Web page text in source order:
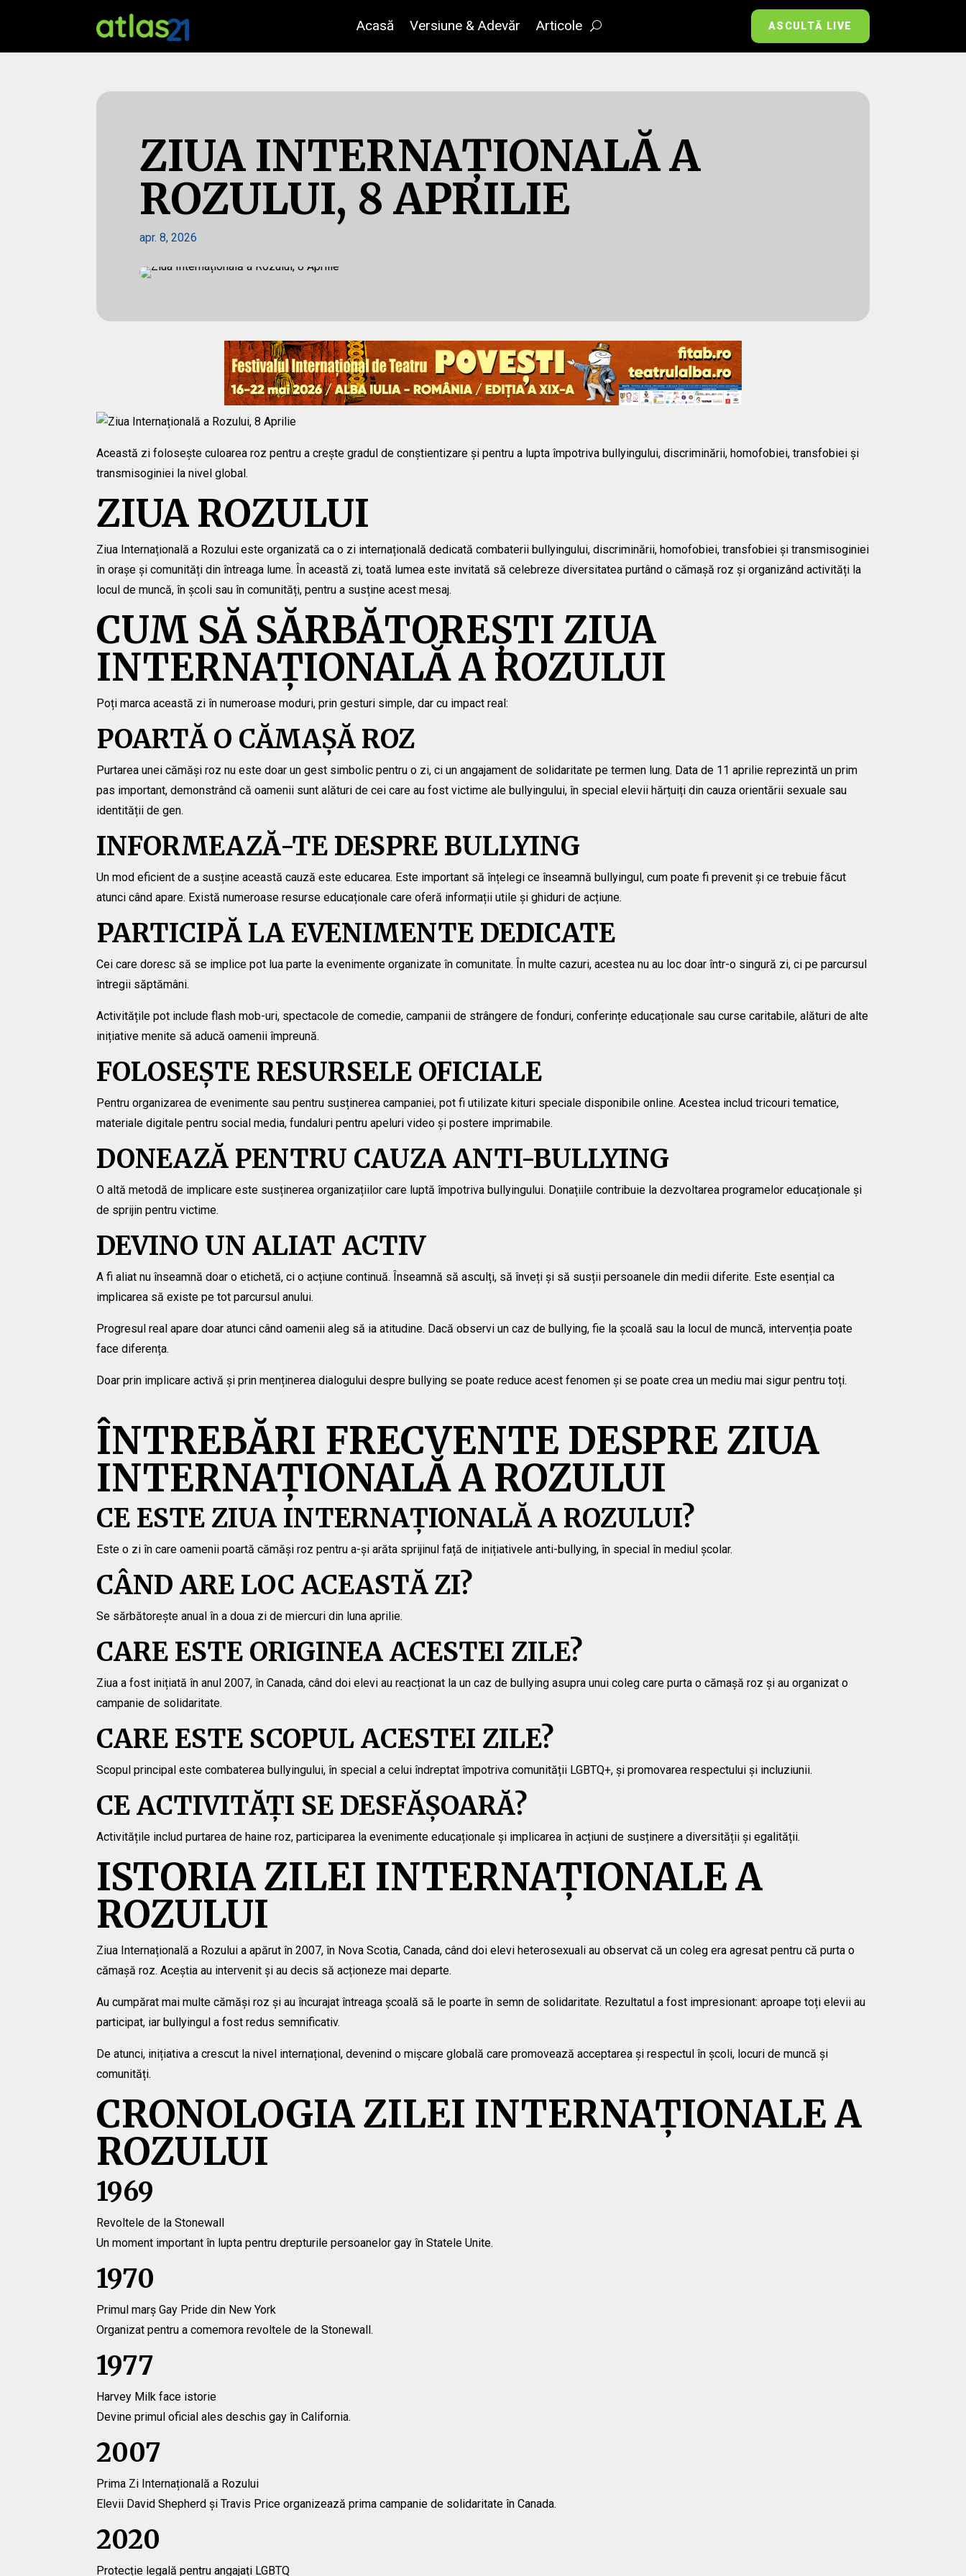
Acasă Versiune & Adevăr Articole ASCULTĂ LIVE
ZIUA INTERNAȚIONALĂ A
ROZULUI, 8 APRILIE
apr. 8, 2026
Această zi folosește culoarea roz pentru a crește gradul de conștientizare și pentru a lupta împotriva bullyingului, discriminării, homofobiei, transfobiei și
transmisoginiei la nivel global.
ZIUA ROZULUI
Ziua Internațională a Rozului este organizată ca o zi internațională dedicată combaterii bullyingului, discriminării, homofobiei, transfobiei și transmisoginiei
în orașe și comunități din întreaga lume. În această zi, toată lumea este invitată să celebreze diversitatea purtând o cămașă roz și organizând activități la
locul de muncă, în școli sau în comunități, pentru a susține acest mesaj.
CUM SĂ SĂRBĂTOREȘTI ZIUA
INTERNAȚIONALĂ A ROZULUI
Poți marca această zi în numeroase moduri, prin gesturi simple, dar cu impact real:
POARTĂ O CĂMAȘĂ ROZ
Purtarea unei cămăși roz nu este doar un gest simbolic pentru o zi, ci un angajament de solidaritate pe termen lung. Data de 11 aprilie reprezintă un prim
pas important, demonstrând că oamenii sunt alături de cei care au fost victime ale bullyingului, în special elevii hărțuiți din cauza orientării sexuale sau
identității de gen.
INFORMEAZĂ-TE DESPRE BULLYING
Un mod eficient de a susține această cauză este educarea. Este important să înțelegi ce înseamnă bullyingul, cum poate fi prevenit și ce trebuie făcut
atunci când apare. Există numeroase resurse educaționale care oferă informații utile și ghiduri de acțiune.
PARTICIPĂ LA EVENIMENTE DEDICATE
Cei care doresc să se implice pot lua parte la evenimente organizate în comunitate. În multe cazuri, acestea nu au loc doar într-o singură zi, ci pe parcursul
întregii săptămâni.
Activitățile pot include flash mob-uri, spectacole de comedie, campanii de strângere de fonduri, conferințe educaționale sau curse caritabile, alături de alte
inițiative menite să aducă oamenii împreună.
FOLOSEȘTE RESURSELE OFICIALE
Pentru organizarea de evenimente sau pentru susținerea campaniei, pot fi utilizate kituri speciale disponibile online. Acestea includ tricouri tematice,
materiale digitale pentru social media, fundaluri pentru apeluri video și postere imprimabile.
DONEAZĂ PENTRU CAUZA ANTI-BULLYING
O altă metodă de implicare este susținerea organizațiilor care luptă împotriva bullyingului. Donațiile contribuie la dezvoltarea programelor educaționale și
de sprijin pentru victime.
DEVINO UN ALIAT ACTIV
A fi aliat nu înseamnă doar o etichetă, ci o acțiune continuă. Înseamnă să asculți, să înveți și să susții persoanele din medii diferite. Este esențial ca
implicarea să existe pe tot parcursul anului.
Progresul real apare doar atunci când oamenii aleg să ia atitudine. Dacă observi un caz de bullying, fie la școală sau la locul de muncă, intervenția poate
face diferența.
Doar prin implicare activă și prin menținerea dialogului despre bullying se poate reduce acest fenomen și se poate crea un mediu mai sigur pentru toți.
ÎNTREBĂRI FRECVENTE DESPRE ZIUA
INTERNAȚIONALĂ A ROZULUI
CE ESTE ZIUA INTERNAȚIONALĂ A ROZULUI?
Este o zi în care oamenii poartă cămăși roz pentru a-și arăta sprijinul față de inițiativele anti-bullying, în special în mediul școlar.
CÂND ARE LOC ACEASTĂ ZI?
Se sărbătorește anual în a doua zi de miercuri din luna aprilie.
CARE ESTE ORIGINEA ACESTEI ZILE?
Ziua a fost inițiată în anul 2007, în Canada, când doi elevi au reacționat la un caz de bullying asupra unui coleg care purta o cămașă roz și au organizat o
campanie de solidaritate.
CARE ESTE SCOPUL ACESTEI ZILE?
Scopul principal este combaterea bullyingului, în special a celui îndreptat împotriva comunității LGBTQ+, și promovarea respectului și incluziunii.
CE ACTIVITĂȚI SE DESFĂȘOARĂ?
Activitățile includ purtarea de haine roz, participarea la evenimente educaționale și implicarea în acțiuni de susținere a diversității și egalității.
ISTORIA ZILEI INTERNAȚIONALE A
ROZULUI
Ziua Internațională a Rozului a apărut în 2007, în Nova Scotia, Canada, când doi elevi heterosexuali au observat că un coleg era agresat pentru că purta o
cămașă roz. Aceștia au intervenit și au decis să acționeze mai departe.
Au cumpărat mai multe cămăși roz și au încurajat întreaga școală să le poarte în semn de solidaritate. Rezultatul a fost impresionant: aproape toți elevii au
participat, iar bullyingul a fost redus semnificativ.
De atunci, inițiativa a crescut la nivel internațional, devenind o mișcare globală care promovează acceptarea și respectul în școli, locuri de muncă și
comunități.
CRONOLOGIA ZILEI INTERNAȚIONALE A
ROZULUI
1969
Revoltele de la Stonewall
Un moment important în lupta pentru drepturile persoanelor gay în Statele Unite.
1970
Primul marș Gay Pride din New York
Organizat pentru a comemora revoltele de la Stonewall.
1977
Harvey Milk face istorie
Devine primul oficial ales deschis gay în California.
2007
Prima Zi Internațională a Rozului
Elevii David Shepherd și Travis Price organizează prima campanie de solidaritate în Canada.
2020
Protecție legală pentru angajați LGBTQ